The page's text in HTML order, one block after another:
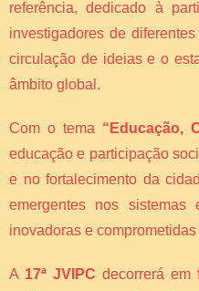
referência, dedicado à
investigadores de
circulação de ideias e o
âmbito global.
Com o tema “Educação,
educação e participação
e no fortalecimento da
emergentes nos sistemas
inovadoras e
A 17ª JVIPC decorrerá em